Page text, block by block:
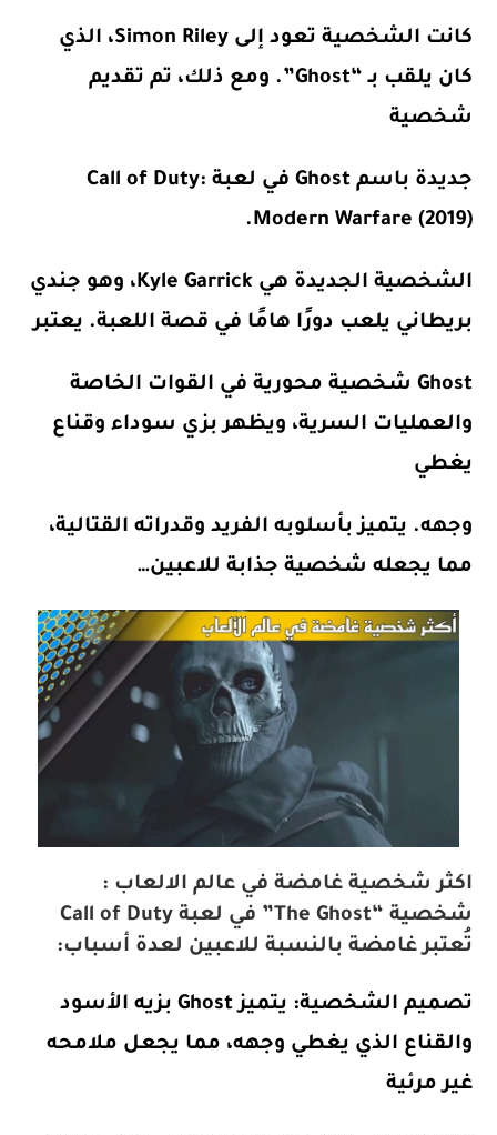
كانت الشخصية تعود إلى Simon Riley، الذي
كان يلقب بـ “Ghost”. ومع ذلك، تم تقديم
شخصية
جديدة باسم Ghost في لعبة Call of Duty:
Modern Warfare (2019).
الشخصية الجديدة هي Kyle Garrick، وهو جندي
بريطاني يلعب دورًا هامًا في قصة اللعبة. يعتبر
Ghost شخصية محورية في القوات الخاصة
والعمليات السرية، ويظهر بزي سوداء وقناع
يغطي
وجهه. يتميز بأسلوبه الفريد وقدراته القتالية،
مما يجعله شخصية جذابة للاعبين…
اكثر شخصية غامضة في عالم الالعاب :
شخصية “The Ghost” في لعبة Call of Duty
تُعتبر غامضة بالنسبة للاعبين لعدة أسباب:
تصميم الشخصية:
يتميز Ghost بزيه الأسود
والقناع الذي يغطي وجهه، مما يجعل ملامحه
غير مرئية